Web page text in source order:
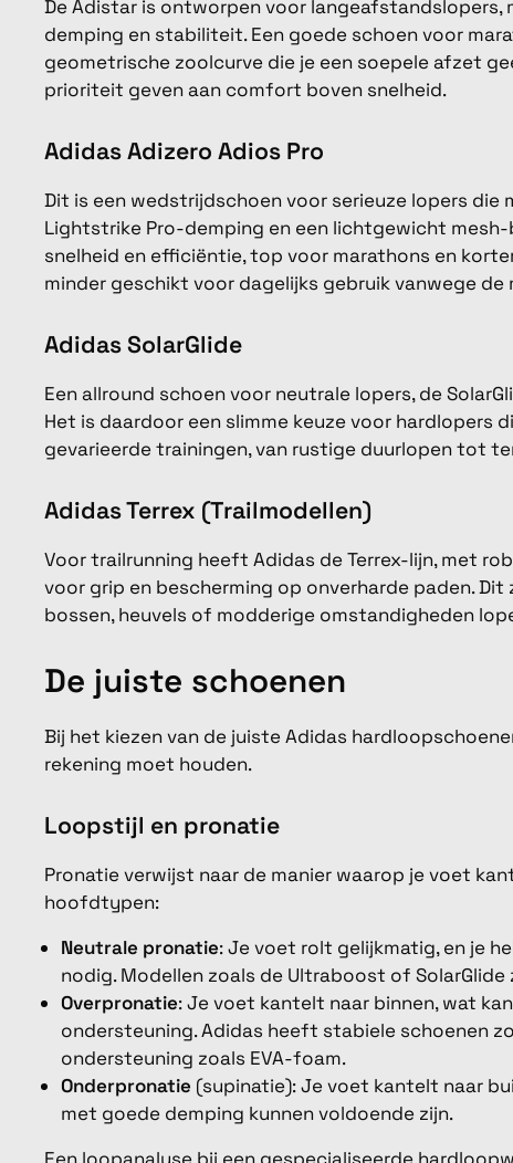
De Adistar is ontworpen voor langeafstandslopers,
demping en stabiliteit. Een goede schoen voor
geometrische zoolcurve die je een soepele afzet
prioriteit geven aan comfort boven snelheid.
Adidas Adizero Adios Pro
Dit is een wedstrijdschoen voor serieuze lopers die
Lightstrike Pro-demping en een lichtgewicht
snelheid en efficiëntie, top voor marathons en
minder geschikt voor dagelijks gebruik vanwege de
Adidas SolarGlide
Een allround schoen voor neutrale lopers, de
Het is daardoor een slimme keuze voor hardlopers
gevarieerde trainingen, van rustige duurlopen tot
Adidas Terrex (Trailmodellen)
Voor trailrunning heeft Adidas de Terrex-lijn, met
voor grip en bescherming op onverharde paden.
bossen, heuvels of modderige omstandigheden
De juiste schoenen
Bij het kiezen van de juiste Adidas
rekening moet houden.
Loopstijl en pronatie
Pronatie verwijst naar de manier waarop je voet
hoofdtypen:
Neutrale pronatie: Je voet rolt gelijkmatig, en je
nodig. Modellen zoals de Ultraboost of SolarGlide
Overpronatie: Je voet kantelt naar binnen, wat
ondersteuning. Adidas heeft stabiele schoenen
ondersteuning zoals EVA-foam.
Onderpronatie (supinatie): Je voet kantelt naar
met goede demping kunnen voldoende zijn.
Een loopanalyse bij een gespecialiseerde